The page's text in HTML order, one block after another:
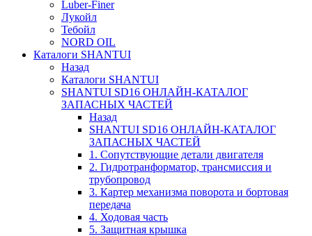
Luber-Finer
Лукойл
Тебойл
NORD OIL
Каталоги SHANTUI
Назад
Каталоги SHANTUI
SHANTUI SD16 ОНЛАЙН-КАТАЛОГ
ЗАПАСНЫХ ЧАСТЕЙ
Назад
SHANTUI SD16 ОНЛАЙН-КАТАЛОГ
ЗАПАСНЫХ ЧАСТЕЙ
1. Сопутствующие детали двигателя
2. Гидротранформатор, трансмиссия и
трубопровод
3. Картер механизма поворота и бортовая
передача
4. Ходовая часть
5. Защитная крышка